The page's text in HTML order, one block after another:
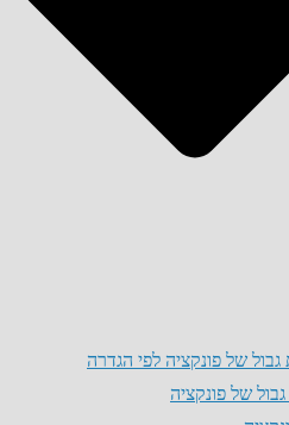
גבול של פונקציה לפי הגדרה
של פונקציה